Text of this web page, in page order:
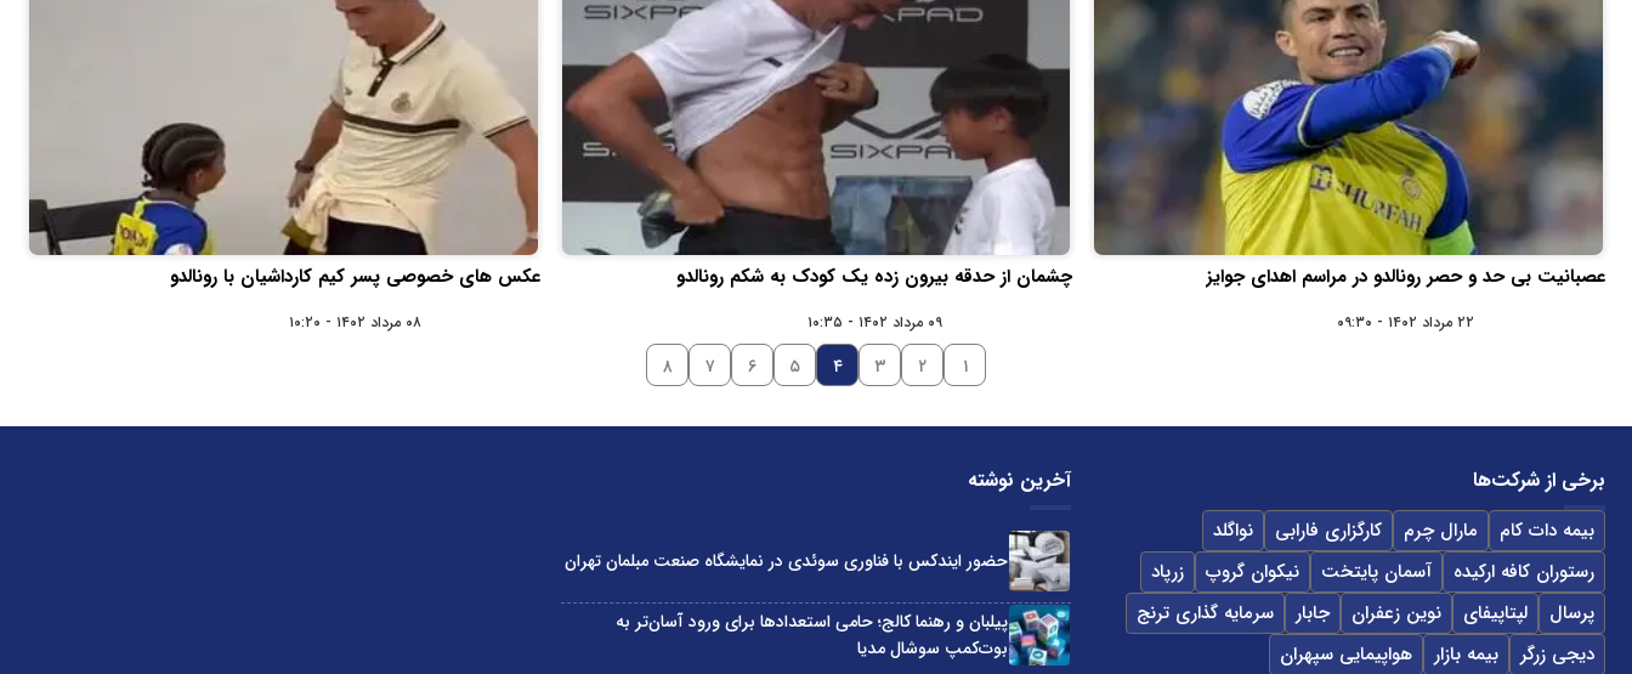
عصبانیت بی حد و حصر رونالدو در مراسم اهدای جوایز
۲۲ مرداد ۱۴۰۲ - ۰۹:۳۰
چشمان از حدقه بیرون زده یک کودک به شکم رونالدو
۰۹ مرداد ۱۴۰۲ - ۱۰:۳۵
عکس‌ های خصوصی پسر کیم کارداشیان با رونالدو
۰۸ مرداد ۱۴۰۲ - ۱۰:۲۰
۱ ۲ ۳ ۴ ۵ ۶ ۷ ۸
برخی از شرکت‌ها
بیمه دات کام مارال چرم کارگزاری فارابی
نواگلد
رستوران کافه ارکیده
آسمان پایتخت نیکوان گروپ
زرپاد
پرسال
لپتاپیفای نوین زعفران جابار
سرمایه گذاری ترنج
دیجی زرگر
بیمه بازار هواپیمایی سپهران
آخرین نوشته
حضور ایندکس با فناوری سوئدی در نمایشگاه صنعت مبلمان تهران
پیلبان و رهنما کالج؛ حامی استعدادها برای ورود آسان‌تر به
بوت‌کمپ سوشال مدیا